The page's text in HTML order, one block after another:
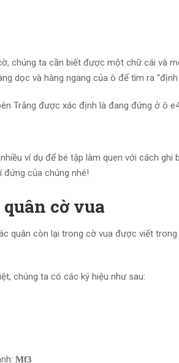
chúng ta cần biết được một chữ cái và
dọc và hàng ngang của ô để tìm ra
Trắng được xác định là đang đứng ở ô
ví dụ để bé tập làm quen với cách ghi
của chúng nhé!
cờ vua
quân còn lại trong cờ vua được viết
chúng ta có các ký hiệu như sau:
Mf3